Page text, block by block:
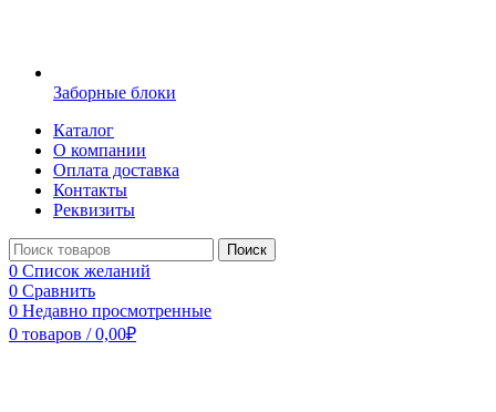
Заборные блоки
Каталог
О компании
Оплата доставка
Контакты
Реквизиты
Поиск
0 Список желаний
0 Сравнить
0 Недавно просмотренные
0 товаров / 0,00₽